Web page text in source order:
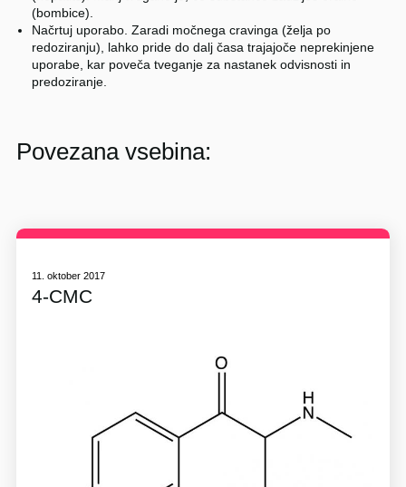
(bombice).
Načrtuj uporabo. Zaradi močnega cravinga (želja po
redoziranju), lahko pride do dalj časa trajajoče neprekinjene
uporabe, kar poveča tveganje za nastanek odvisnosti in
predoziranje.
Povezana vsebina:
11. oktober 2017
4-CMC